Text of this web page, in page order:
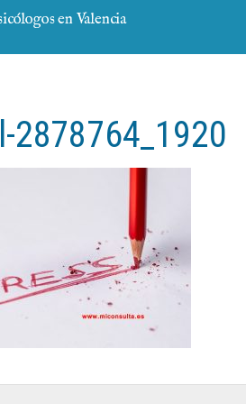
en Valencia
2878764_1920